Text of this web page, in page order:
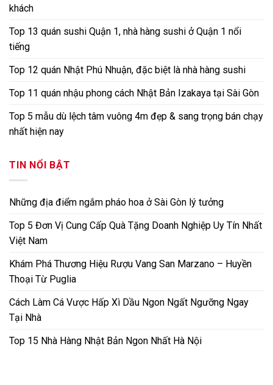
khách
Top 13 quán sushi Quận 1, nhà hàng sushi ở Quận 1 nổi
tiếng
Top 12 quán Nhật Phú Nhuận, đặc biệt là nhà hàng sushi
Top 11 quán nhậu phong cách Nhật Bản Izakaya tại Sài Gòn
Top 5 mẫu dù lệch tâm vuông 4m đẹp & sang trọng bán chạy
nhất hiện nay
TIN NỔI BẬT
Những địa điểm ngắm pháo hoa ở Sài Gòn lý tưởng
Top 5 Đơn Vị Cung Cấp Quà Tặng Doanh Nghiệp Uy Tín Nhất
Việt Nam
Khám Phá Thương Hiệu Rượu Vang San Marzano – Huyền
Thoại Từ Puglia
Cách Làm Cá Vược Hấp Xì Dầu Ngon Ngất Ngưỡng Ngay
Tại Nhà
Top 15 Nhà Hàng Nhật Bản Ngon Nhất Hà Nội